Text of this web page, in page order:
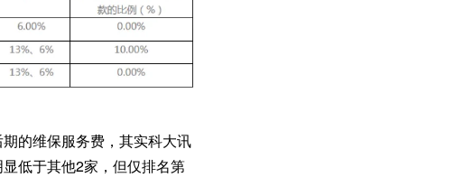
的维保服务费，其实科大讯
低于其他2家，但仅排名第